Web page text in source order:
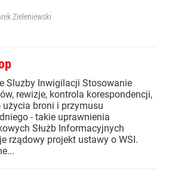
Zieleniewski
Sluzby Inwigilacji Stosowanie
rewizje, kontrola korespondencji,
użycia broni i przymusu
- takie uprawnienia
Służb Informacyjnych
rządowy projekt ustawy o WSI.